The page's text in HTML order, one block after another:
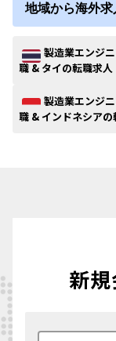
地域から海外求
製造業エンジ
職 & タイの転職求人
製造業エンジ
職 & インドネシアの
新規